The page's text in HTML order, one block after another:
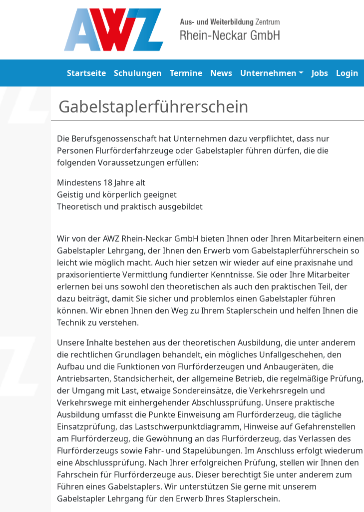
Startseite Schulungen Termine News Unternehmen Jobs Login
Gabelstaplerführerschein
Die Berufsgenossenschaft hat Unternehmen dazu verpflichtet, dass nur
Personen Flurförderfahrzeuge oder Gabelstapler führen dürfen, die die
folgenden Voraussetzungen erfüllen:
Mindestens 18 Jahre alt
Geistig und körperlich geeignet
Theoretisch und praktisch ausgebildet
Wir von der AWZ Rhein-Neckar GmbH bieten Ihnen oder Ihren Mitarbeitern einen
Gabelstapler Lehrgang, der Ihnen den Erwerb vom Gabelstaplerführerschein so
leicht wie möglich macht. Auch hier setzen wir wieder auf eine praxisnahe und
praxisorientierte Vermittlung fundierter Kenntnisse. Sie oder Ihre Mitarbeiter
erlernen bei uns sowohl den theoretischen als auch den praktischen Teil, der
dazu beiträgt, damit Sie sicher und problemlos einen Gabelstapler führen
können. Wir ebnen Ihnen den Weg zu Ihrem Staplerschein und helfen Ihnen die
Technik zu verstehen.
Unsere Inhalte bestehen aus der theoretischen Ausbildung, die unter anderem
die rechtlichen Grundlagen behandelt, ein mögliches Unfallgeschehen, den
Aufbau und die Funktionen von Flurförderzeugen und Anbaugeräten, die
Antriebsarten, Standsicherheit, der allgemeine Betrieb, die regelmäßige Prüfung,
der Umgang mit Last, etwaige Sondereinsätze, die Verkehrsregeln und
Verkehrswege mit einhergehender Abschlussprüfung. Unsere praktische
Ausbildung umfasst die Punkte Einweisung am Flurförderzeug, die tägliche
Einsatzprüfung, das Lastschwerpunktdiagramm, Hinweise auf Gefahrenstellen
am Flurförderzeug, die Gewöhnung an das Flurförderzeug, das Verlassen des
Flurförderzeugs sowie Fahr- und Stapelübungen. Im Anschluss erfolgt wiederum
eine Abschlussprüfung. Nach Ihrer erfolgreichen Prüfung, stellen wir Ihnen den
Fahrschein für Flurförderzeuge aus. Dieser berechtigt Sie unter anderem zum
Führen eines Gabelstaplers. Wir unterstützen Sie gerne mit unserem
Gabelstapler Lehrgang für den Erwerb Ihres Staplerschein.